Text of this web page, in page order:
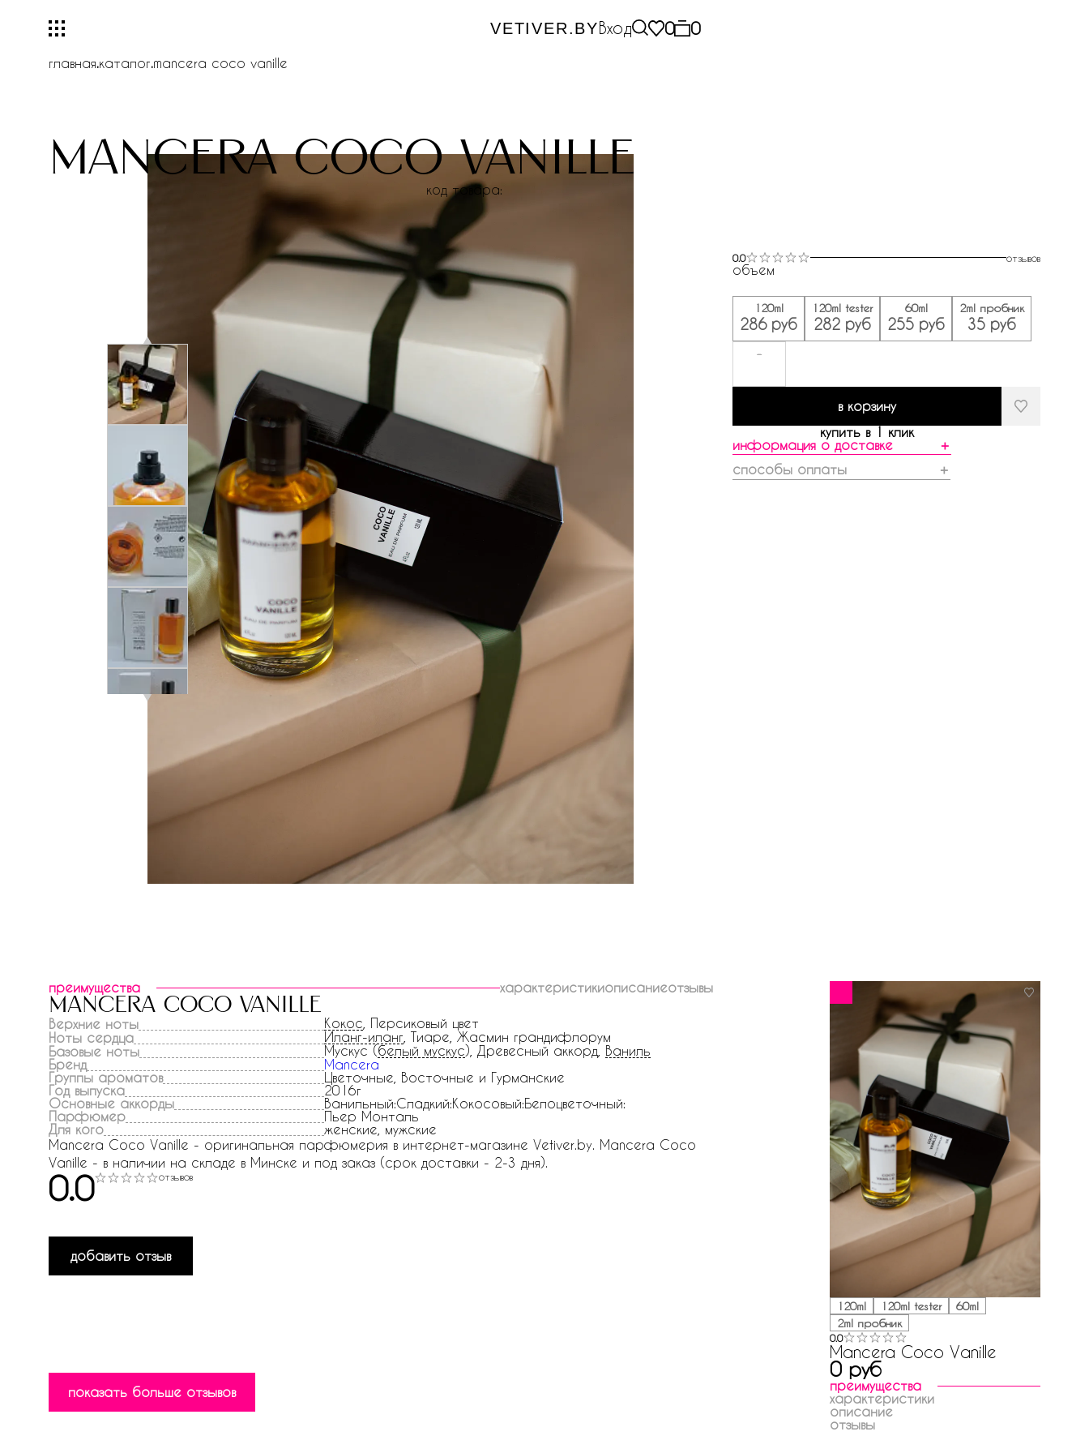
VETIVER.BYВход 0 0
главная.каталог.mancera coco vanille
mancera coco vanille
код товара:
0.0 отзывов
объем
120ml
286 руб
120ml tester
282 руб
60ml
255 руб
2ml пробник
35 руб
-
в корзину
купить в 1 клик
информация о доставке
＋
способы оплаты
＋
преимущества характеристикиописаниеотзывы
mancera coco vanille
Верхние ноты Кокос , Персиковый цвет
Ноты сердца
Иланг-иланг , Тиаре, Жасмин грандифлорум
Базовые ноты
Мускус (белый мускус), Древесный аккорд, Ваниль
Бренд
Mancera
Группы ароматов
Цветочные, Восточные и Гурманские
Год выпуска
2016г
Основные аккорды
Ванильный:Сладкий:Кокосовый:Белоцветочный:
Парфюмер
Пьер Монталь
Для кого
женские, мужские
Mancera Coco Vanille - оригинальная парфюмерия в интернет-магазине Vetiver.by. Mancera Coco
Vanille - в наличии на складе в Минске и под заказ (срок доставки - 2-3 дня).
0.0 отзывов
добавить отзыв
показать больше отзывов
120ml 120ml tester
60ml
2ml пробник
0.0
Mancera Coco Vanille
0 руб
преимущества
характеристики
описание
отзывы